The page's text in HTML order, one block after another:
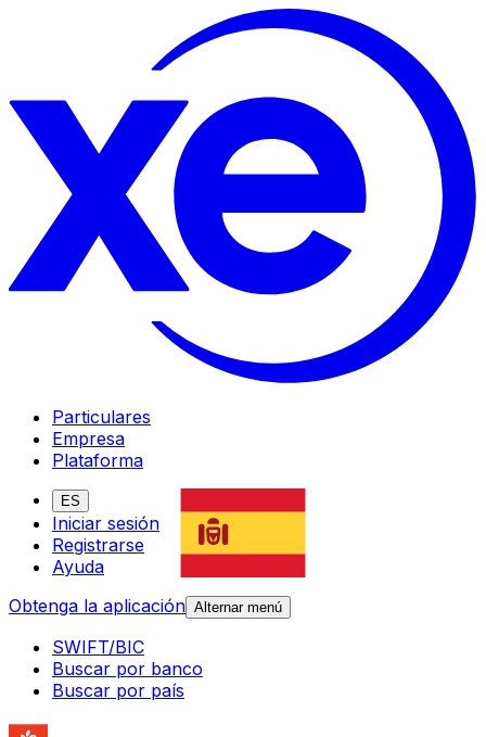
Particulares
Empresa
Plataforma
ES
Iniciar sesión
Registrarse
Ayuda
Obtenga la aplicación Alternar menú
SWIFT/BIC
Buscar por banco
Buscar por país